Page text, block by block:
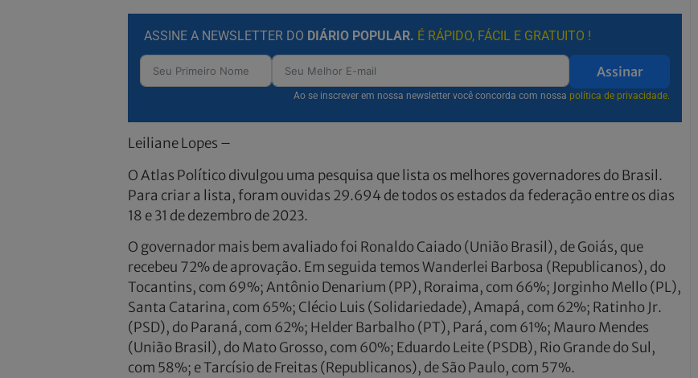
ASSINE A NEWSLETTER DO DIÁRIO POPULAR. É RÁPIDO, FÁCIL E GRATUITO !
Assinar
Ao se inscrever em nossa newsletter você concorda com nossa política de privacidade.
Leiliane Lopes –
O Atlas Político divulgou uma pesquisa que lista os melhores governadores do Brasil.
Para criar a lista, foram ouvidas 29.694 de todos os estados da federação entre os dias
18 e 31 de dezembro de 2023.
O governador mais bem avaliado foi Ronaldo Caiado (União Brasil), de Goiás, que
recebeu 72% de aprovação. Em seguida temos Wanderlei Barbosa (Republicanos), do
Tocantins, com 69%; Antônio Denarium (PP), Roraima, com 66%; Jorginho Mello (PL),
Santa Catarina, com 65%; Clécio Luis (Solidariedade), Amapá, com 62%; Ratinho Jr.
(PSD), do Paraná, com 62%; Helder Barbalho (PT), Pará, com 61%; Mauro Mendes
(União Brasil), do Mato Grosso, com 60%; Eduardo Leite (PSDB), Rio Grande do Sul,
com 58%; e Tarcísio de Freitas (Republicanos), de São Paulo, com 57%.